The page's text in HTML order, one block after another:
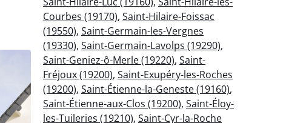
Courbes (19170), Saint-Hilaire-Foissac
(19550), Saint-Germain-les-Vergnes
(19330), Saint-Germain-Lavolps (19290),
Saint-Geniez-ô-Merle (19220), Saint-
Fréjoux (19200), Saint-Exupéry-les-Roches
(19200), Saint-Étienne-la-Geneste (19160),
Saint-Étienne-aux-Clos (19200), Saint-Éloy-
les-Tuileries (19210), Saint-Cyr-la-Roche